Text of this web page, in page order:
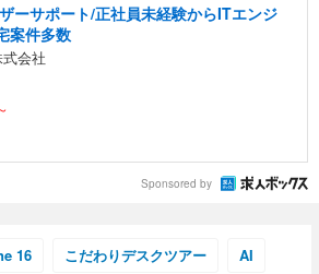
ーサポート/正社員未経験からITエンジ
案件多数
会社
Sponsored by
16 こだわりデスクツアー AI